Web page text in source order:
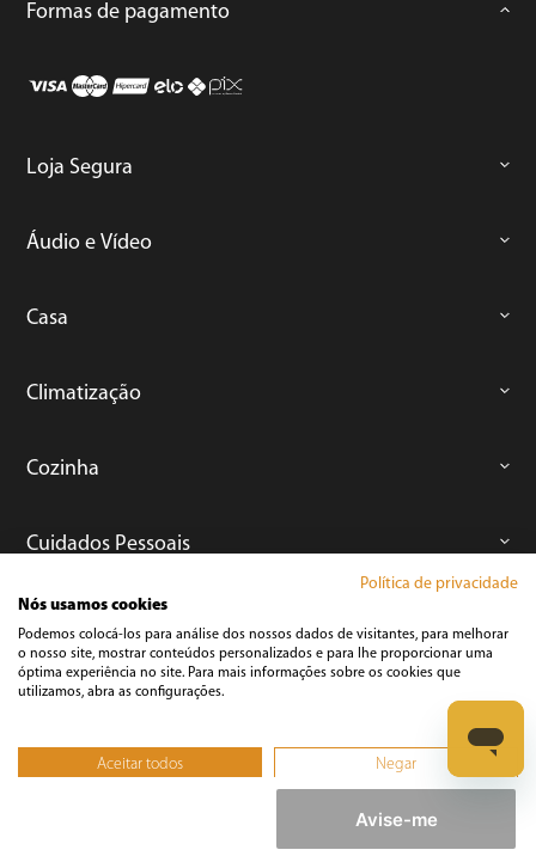
Avise-me
Formas de pagamento
Loja Segura
Áudio e Vídeo
Casa
Climatização
Cozinha
Cuidados Pessoais
Ferramentas
Esmerilhadeira
Furadeira
Política de privacidade
Nós usamos cookies
Podemos colocá-los para análise dos nossos dados de visitantes, para melhorar
o nosso site, mostrar conteúdos personalizados e para lhe proporcionar uma
óptima experiência no site. Para mais informações sobre os cookies que
utilizamos, abra as configurações.
Aceitar todos Negar